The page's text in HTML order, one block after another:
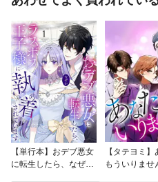
【単行本】おデブ悪女
に転生したら、なぜか
【タテヨミ
もういりませ